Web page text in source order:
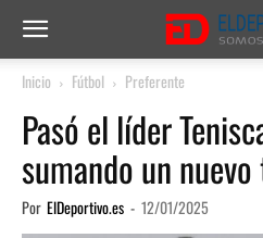
Inicio Fútbol Preferente
Pasó el líder
sumando un
Por ElDeportivo.es - 12/01/2025